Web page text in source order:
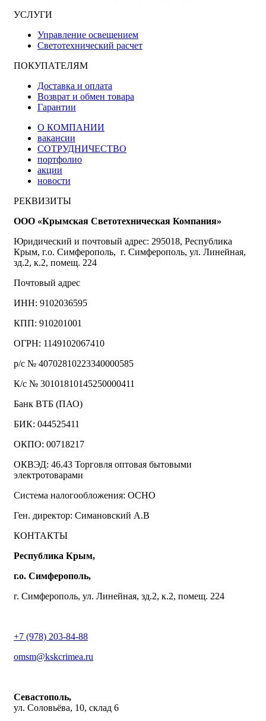
УСЛУГИ
Управление освещением
Светотехнический расчет
ПОКУПАТЕЛЯМ
Доставка и оплата
Возврат и обмен товара
Гарантии
О КОМПАНИИ
вакансии
СОТРУДНИЧЕСТВО
портфолио
акции
новости
РЕКВИЗИТЫ
ООО «Крымская Светотехническая Компания»
Юридический и почтовый адрес: 295018, Республика
Крым, г.о. Симферополь, г. Симферополь, ул. Линейная,
зд.2, к.2, помещ. 224
Почтовый адрес
ИНН: 9102036595
КПП: 910201001
ОГРН: 1149102067410
р/с № 40702810223340000585
К/с № 30101810145250000411
Банк ВТБ (ПАО)
БИК: 044525411
ОКПО: 00718217
ОКВЭД: 46.43 Торговля оптовая бытовыми
электротоварами
Система налогообложения: ОСНО
Ген. директор: Симановский А.В
КОНТАКТЫ
Республика Крым,
г.о. Симферополь,
г. Симферополь, ул. Линейная, зд.2, к.2, помещ. 224
+7 (978) 203-84-88
omsm@kskcrimea.ru
Севастополь,
ул. Соловьёва, 10, склад 6